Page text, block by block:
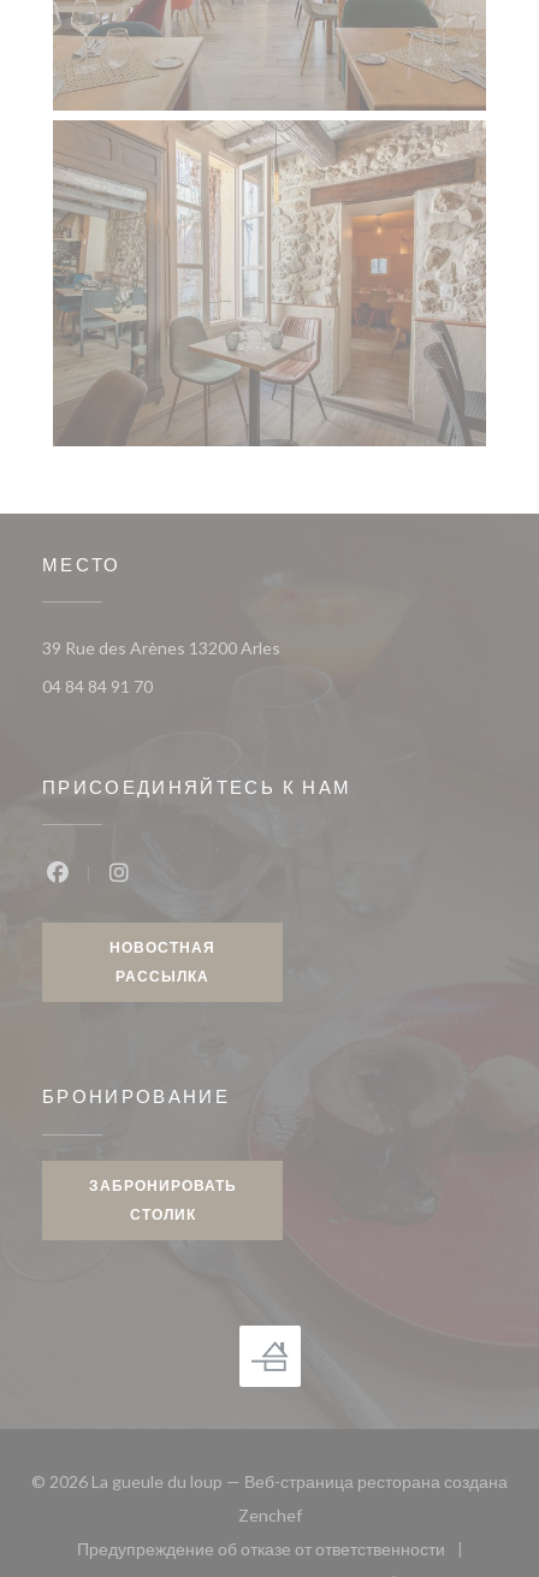
МЕСТО
39 Rue des Arènes 13200 Arles
04 84 84 91 70
ПРИСОЕДИНЯЙТЕСЬ К НАМ
НОВОСТНАЯ
РАССЫЛКА
БРОНИРОВАНИЕ
ЗАБРОНИРОВАТЬ
СТОЛИК
© 2026 La gueule du loup — Веб-страница ресторана создана
Zenchef((открывается в новом окне))
Предупреждение об отказе от ответственности
((открывается в новом окне))